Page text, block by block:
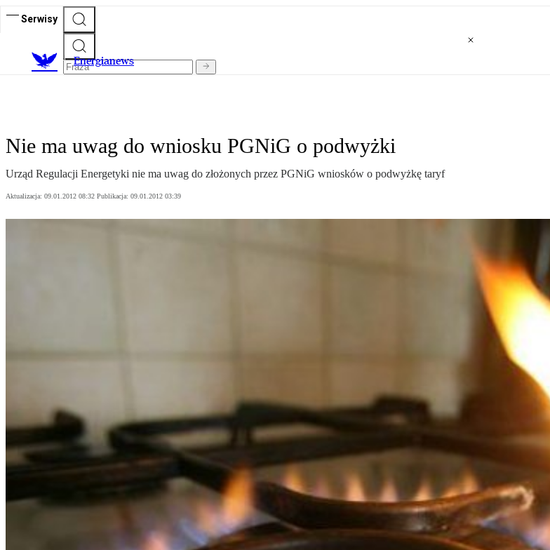
Serwisy
Energianews
Nie ma uwag do wniosku PGNiG o podwyżki
Urząd Regulacji Energetyki nie ma uwag do złożonych przez PGNiG wniosków o podwyżkę taryf
Aktualizacja: 09.01.2012 08:32 Publikacja: 09.01.2012 03:39